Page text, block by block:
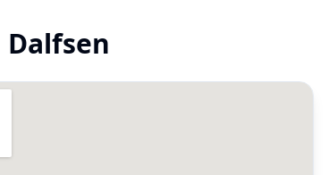
Dalfsen